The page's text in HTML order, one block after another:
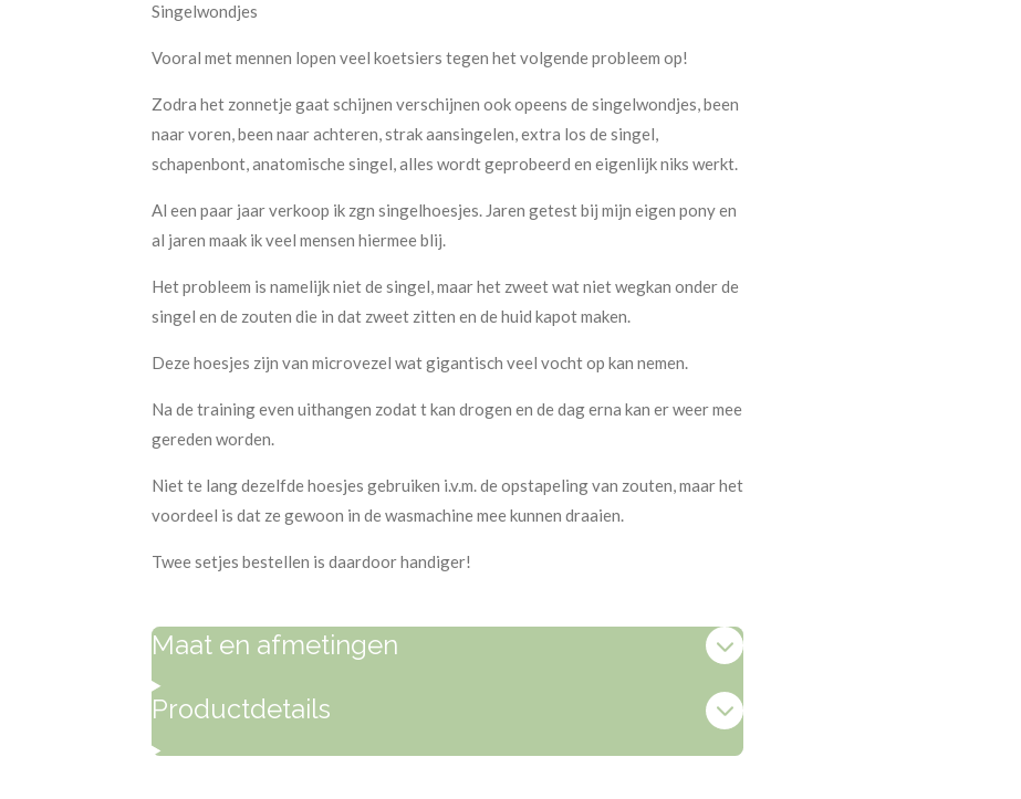
Singelwondjes
Vooral met mennen lopen veel koetsiers tegen het volgende probleem op!
Zodra het zonnetje gaat schijnen verschijnen ook opeens de singelwondjes, been
naar voren, been naar achteren, strak aansingelen, extra los de singel,
schapenbont, anatomische singel, alles wordt geprobeerd en eigenlijk niks werkt.
Al een paar jaar verkoop ik zgn singelhoesjes. Jaren getest bij mijn eigen pony en
al jaren maak ik veel mensen hiermee blij.
Het probleem is namelijk niet de singel, maar het zweet wat niet wegkan onder de
singel en de zouten die in dat zweet zitten en de huid kapot maken.
Deze hoesjes zijn van microvezel wat gigantisch veel vocht op kan nemen.
Na de training even uithangen zodat t kan drogen en de dag erna kan er weer mee
gereden worden.
Niet te lang dezelfde hoesjes gebruiken i.v.m. de opstapeling van zouten, maar het
voordeel is dat ze gewoon in de wasmachine mee kunnen draaien.
Twee setjes bestellen is daardoor handiger!
Maat en afmetingen
Productdetails